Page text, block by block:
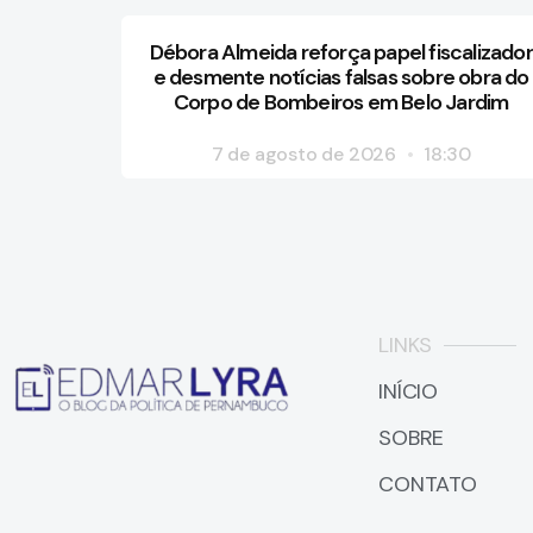
Débora Almeida reforça papel fiscalizador
e desmente notícias falsas sobre obra do
Corpo de Bombeiros em Belo Jardim
7 de agosto de 2026 18:30
LINKS
INÍCIO
SOBRE
CONTATO